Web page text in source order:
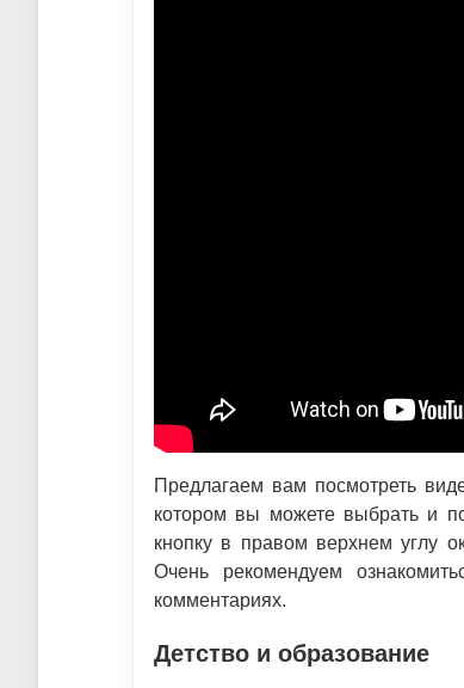
Предлагаем вам посмотреть
котором вы можете выбрать и
кнопку в правом верхнем углу
Очень рекомендуем
комментариях.
Детство и образование